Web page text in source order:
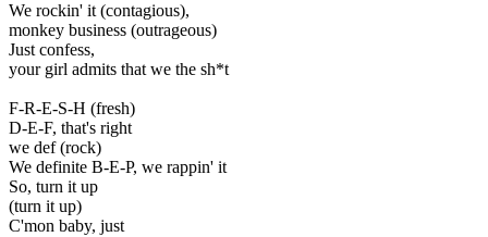
We rockin' it (contagious),
monkey business (outrageous)
Just confess,
your girl admits that we the sh*t
F-R-E-S-H (fresh)
D-E-F, that's right
we def (rock)
We definite B-E-P, we rappin' it
So, turn it up
(turn it up)
C'mon baby, just